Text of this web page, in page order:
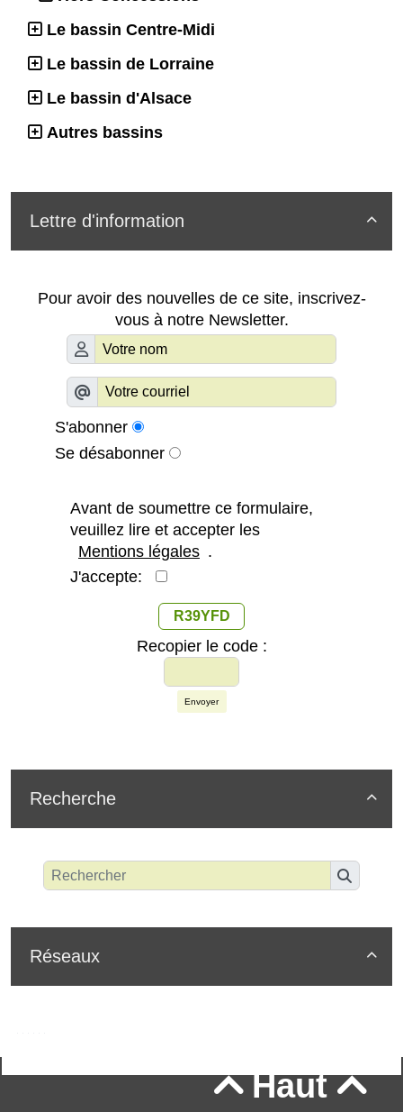
Le bassin Centre-Midi
Le bassin de Lorraine
Le bassin d'Alsace
Autres bassins

Lettre d'information
Pour avoir des nouvelles de ce site, inscrivez-
vous à notre Newsletter.
S'abonner
Se désabonner
Avant de soumettre ce formulaire,
veuillez lire et accepter les
Mentions légales .
J'accepte:
R39YFD
Recopier le code :
Envoyer

Recherche

Réseaux
Haut